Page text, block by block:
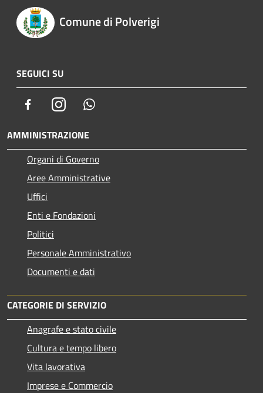
Comune di Polverigi
SEGUICI SU
FacebookInstagram
AMMINISTRAZIONE
Organi di Governo
Aree Amministrative
Uffici
Enti e Fondazioni
Politici
Personale Amministrativo
Documenti e dati
CATEGORIE DI SERVIZIO
Anagrafe e stato civile
Cultura e tempo libero
Vita lavorativa
Imprese e Commercio